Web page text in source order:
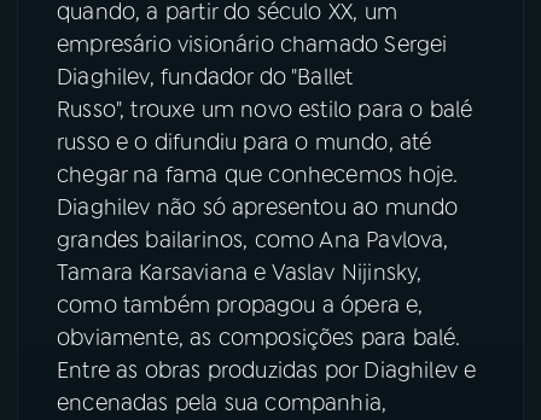
quando, a partir do século XX, um
empresário visionário chamado Sergei
Diaghilev, fundador do "Ballet
Russo", trouxe um novo estilo para o balé
russo e o difundiu para o mundo, até
chegar na fama que conhecemos hoje.
Diaghilev não só apresentou ao mundo
grandes bailarinos, como Ana Pavlova,
Tamara Karsaviana e Vaslav Nijinsky,
como também propagou a ópera e,
obviamente, as composições para balé.
Entre as obras produzidas por Diaghilev e
encenadas pela sua companhia,